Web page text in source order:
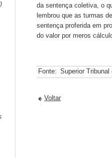
da sentença coletiva, o
lembrou que as turmas
sentença proferida em
do valor por meros
Fonte: Superior
Voltar